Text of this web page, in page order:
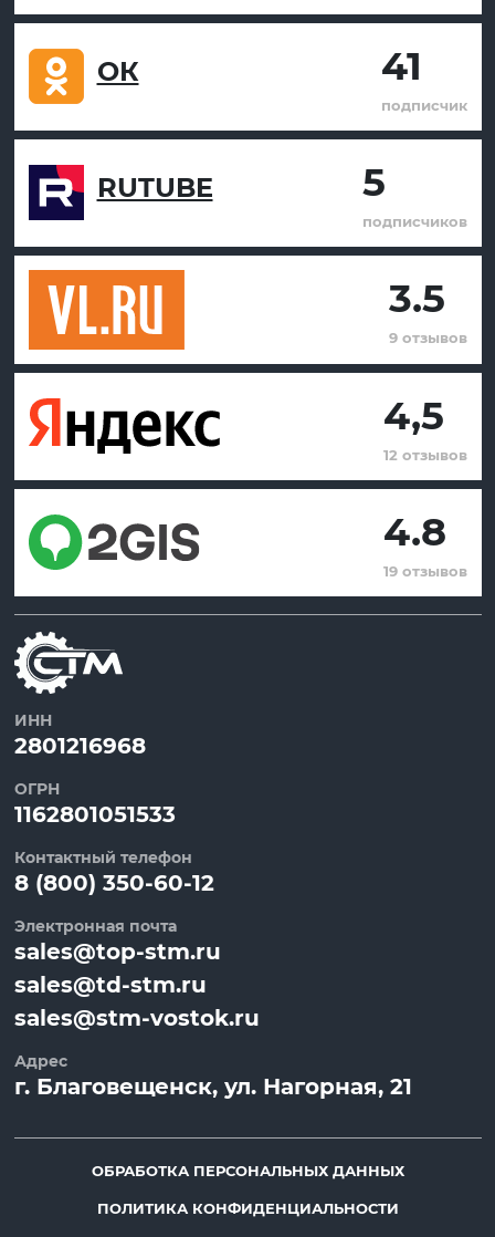
ОК 41
подписчик
RUTUBE 5
подписчиков
3.5
9 отзывов
4,5
12 отзывов
4.8
19 отзывов
ИНН
2801216968
ОГРН
1162801051533
Контактный телефон
8 (800) 350-60-12
Электронная почта
sales@top-stm.ru
sales@td-stm.ru
sales@stm-vostok.ru
Адрес
г. Благовещенск, ул. Нагорная, 21
ОБРАБОТКА ПЕРСОНАЛЬНЫХ ДАННЫХ
ПОЛИТИКА КОНФИДЕНЦИАЛЬНОСТИ